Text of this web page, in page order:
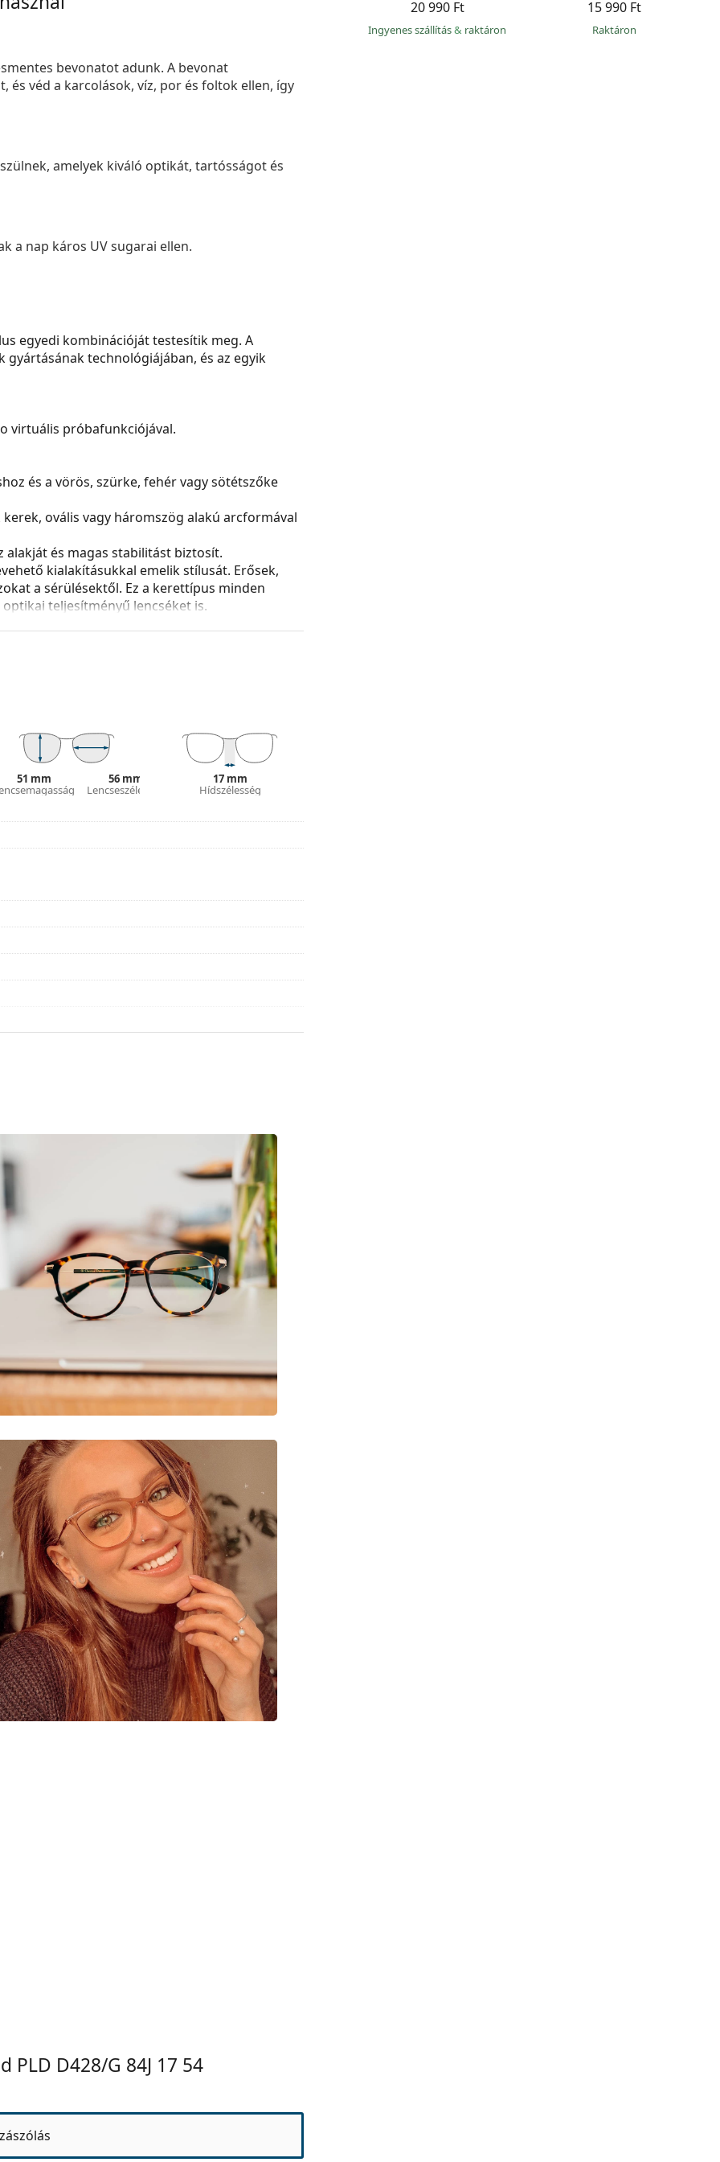
20 990 Ft
Ingyenes szállítás& raktáron
15 990 Ft
raktáron
bevonatot adunk. A bevonat
és véd a karcolások, víz, por és foltok ellen, így
amelyek kiváló optikát, tartósságot és
a nap káros UV sugarai ellen.
egyedi kombinációját testesítik meg. A
technológiájában, és az egyik
virtuális próbafunkciójával.
és a vörös, szürke, fehér vagy sötétszőke
ovális vagy háromszög alakú arcformával
és magas stabilitást biztosít.
kialakításukkal emelik stílusát. Erősek,
a sérülésektől. Ez a kerettípus minden
teljesítményű lencséket is.
mindig tapasztalt optikusnak kell elvégeznie
Egyes modellekhez kendő helyett
találjon, vagy nézze meg
szemüveg
útmutatót.
51 mm 56 mm
Lencseszélesség
17 mm
Hídszélesség
PLD D428/G 84J 17 54